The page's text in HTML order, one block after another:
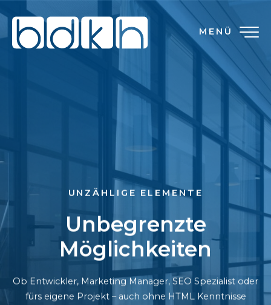
MENÜ
UNZÄHLIGE ELEMENTE
Unbegrenzte
Möglichkeiten
Ob Entwickler, Marketing Manager, SEO Spezialist oder
fürs eigene Projekt – auch ohne HTML Kenntnisse